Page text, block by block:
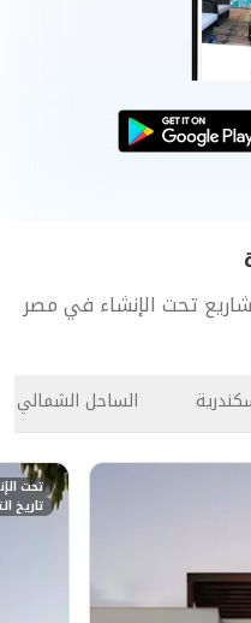
تحت الإنشاء في مصر
الساحل الشمالي
تحت
تاريخ